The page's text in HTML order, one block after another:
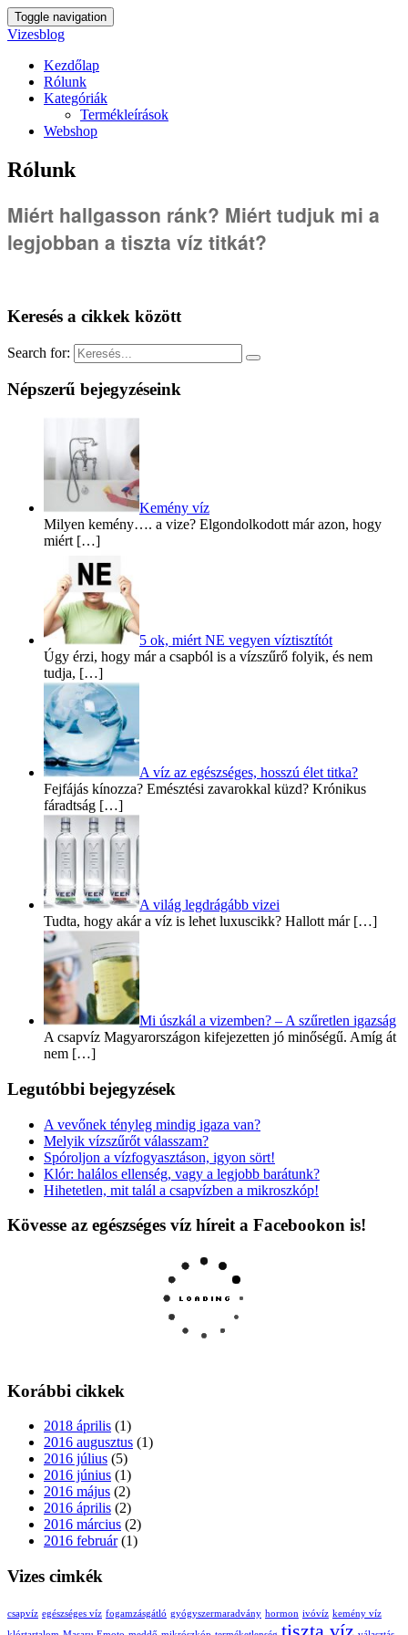
Toggle navigation
Vizesblog
Kezdőlap
Rólunk
Kategóriák
Termékleírások
Webshop
Rólunk
Miért hallgasson ránk? Miért tudjuk mi a
legjobban a tiszta víz titkát?
Keresés a cikkek között
Search for:
Népszerű bejegyzéseink
Kemény víz
Milyen kemény…. a vize? Elgondolkodott már azon, hogy
miért […]
5 ok, miért NE vegyen víztisztítót
Úgy érzi, hogy már a csapból is a vízszűrő folyik, és nem
tudja, […]
A víz az egészséges, hosszú élet titka?
Fejfájás kínozza? Emésztési zavarokkal küzd? Krónikus
fáradtság […]
A világ legdrágább vizei
Tudta, hogy akár a víz is lehet luxuscikk? Hallott már […]
Mi úszkál a vizemben? – A szűretlen igazság
A csapvíz Magyarországon kifejezetten jó minőségű. Amíg át
nem […]
Legutóbbi bejegyzések
A vevőnek tényleg mindig igaza van?
Melyik vízszűrőt válasszam?
Spóroljon a vízfogyasztáson, igyon sört!
Klór: halálos ellenség, vagy a legjobb barátunk?
Hihetetlen, mit talál a csapvízben a mikroszkóp!
Kövesse az egészséges víz híreit a Facebookon is!
Korábbi cikkek
2018 április (1)
2016 augusztus (1)
2016 július (5)
2016 június (1)
2016 május (2)
2016 április (2)
2016 március (2)
2016 február(1)
Vizes cimkék
csapvíz egészséges víz fogamzásgátló gyógyszermaradvány hormon ivóvíz kemény víz